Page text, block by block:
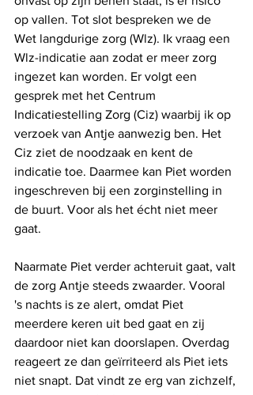
op vallen. Tot slot bespreken we de
Wet langdurige zorg (Wlz). Ik vraag een
Wlz-indicatie aan zodat er meer zorg
ingezet kan worden. Er volgt een
gesprek met het Centrum
Indicatiestelling Zorg (Ciz) waarbij ik op
verzoek van Antje aanwezig ben. Het
Ciz ziet de noodzaak en kent de
indicatie toe. Daarmee kan Piet worden
ingeschreven bij een zorginstelling in
de buurt. Voor als het écht niet meer
gaat.
Naarmate Piet verder achteruit gaat, valt
de zorg Antje steeds zwaarder. Vooral
's nachts is ze alert, omdat Piet
meerdere keren uit bed gaat en zij
daardoor niet kan doorslapen. Overdag
reageert ze dan geïrriteerd als Piet iets
niet snapt. Dat vindt ze erg van zichzelf,